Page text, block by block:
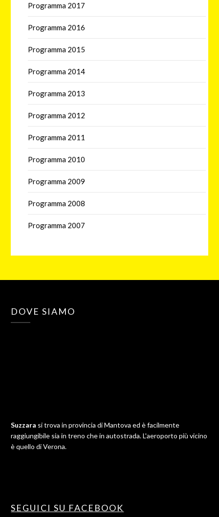
Programma 2017
Programma 2016
Programma 2015
Programma 2014
Programma 2013
Programma 2012
Programma 2011
Programma 2010
Programma 2009
Programma 2008
Programma 2007
DOVE SIAMO
Suzzara si trova in provincia di Mantova ed è facilmente
raggiungibile sia in treno che in autostrada. L'aeroporto più vicino
è quello di Verona.
SEGUICI SU FACEBOOK